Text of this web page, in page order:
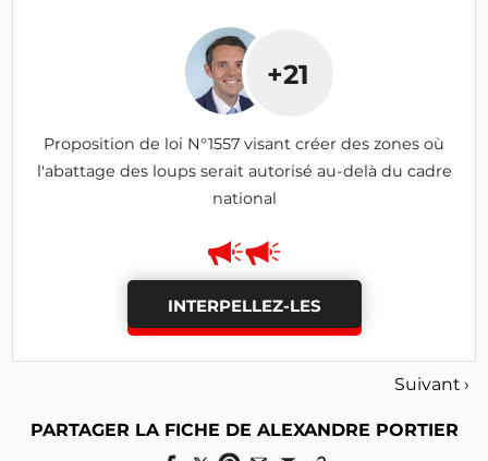
+21
Proposition de loi N°1557 visant créer des zones où
l'abattage des loups serait autorisé au-delà du cadre
national
INTERPELLEZ-LES
Suivant ›
PARTAGER LA FICHE DE ALEXANDRE PORTIER